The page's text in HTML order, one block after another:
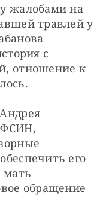
жалобами на
травлей у
с
отношение к
ФСИН,
его
мать
обращение